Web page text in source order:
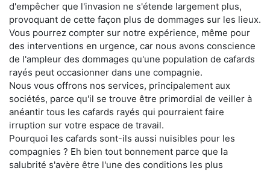
d'empêcher que l'invasion ne s'étende largement plus,
provoquant de cette façon plus de dommages sur les lieux.
Vous pourrez compter sur notre expérience, même pour
des interventions en urgence, car nous avons conscience
de l'ampleur des dommages qu'une population de cafards
rayés peut occasionner dans une compagnie.
Nous vous offrons nos services, principalement aux
sociétés, parce qu'il se trouve être primordial de veiller à
anéantir tous les cafards rayés qui pourraient faire
irruption sur votre espace de travail.
Pourquoi les cafards sont-ils aussi nuisibles pour les
compagnies ? Eh bien tout bonnement parce que la
salubrité s'avère être l'une des conditions les plus